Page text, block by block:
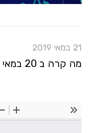
21 במאי 2019
מה קרה ב 20 במאי 2019 בבורסאות?